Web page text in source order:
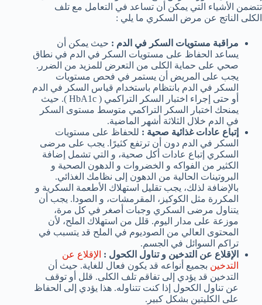
تتضمن الأشياء التي يمكن أن تساعد في التعامل مع تلف
الكلى الناتج عن مرض السكري ما يلي :
مراقبة مستويات السكر في الدم : حيث يمكن أن
يساعد الحفاظ على مستويات السكر في الدم في نطاق
صحي على حماية الكلى من التعرض للمزيد من الضرر.
يجب على المريض أن يستمر في فحص مستويات
السكر في الدم بانتظام باستخدام قياس السكر في الدم
أو حتى إجراء اختبار السكر التراكمي ( HbA1c ). حيث
يمنحك اختبار السكر التراكمي متوسط مستوى السكر
في الدم خلال الثلاثة أشهر الماضية.
إتباع عادات غذائية صحية : للحفاظ على مستويات
السكر في الدم دون أن ترتفع كثيرًا. يجب على مرضى
السكري إتباع عادات أكل صحية، و التي تشمل إضافة
الكثير من الفواكه و الخضروات و الدهون الصحية و
البروتينات الحالية من الدهون إلى نظامك الغذائي.
بالإضافة لذلك، يجب تقليل استهلاك الأطعمة السكرية و
المكررة مثل الكوكيز، المقرمشات، و الصودا. يجب أن
يتناول مرضى السكري وجبات أصغر في كل مرة،
موزعة على مدار اليوم. قلل من استهلاك الملح، لأن
المحتوى العالي من الصوديوم في الملح قد يتسبب في
تراكم السوائل في الجسم.
الإقلاع عن التدخين و تناول الكحول : الإقلاع عن
التدخين بجميع أنواعه قد يكون فعال للغاية. حيث أن
التدخين قد يؤدي إلى تفاقم تلف الكلى. قلل أو توقف
عن تناول الكحول إذا كنت تتناوله. هذا يؤدي إلى الحفاظ
على الكليتين بشكل كبير.